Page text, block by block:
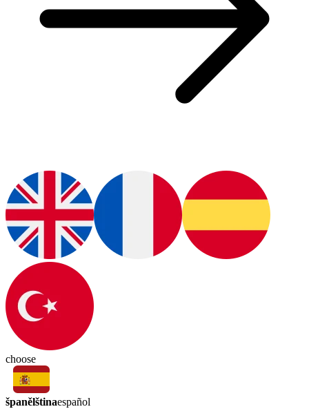
choose
španělštinaespañol